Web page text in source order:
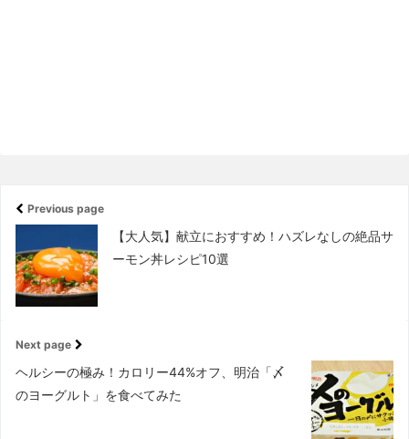
Previous page
【大人気】献立におすすめ！ハズレなしの絶品サ
ーモン丼レシピ10選
Next page
ヘルシーの極み！カロリー44%オフ、明治「〆
のヨーグルト」を食べてみた